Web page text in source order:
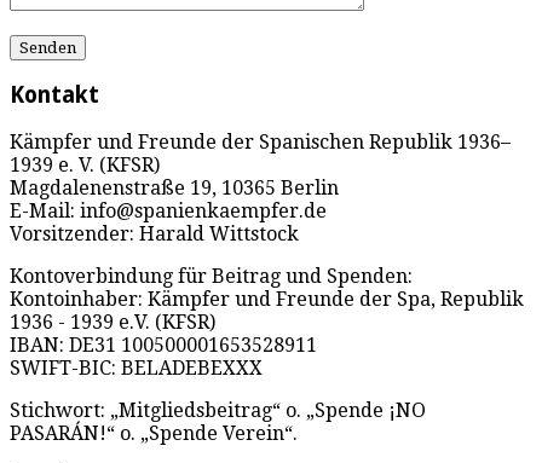
Kontakt
Kämpfer und Freunde der Spanischen Republik 1936–
1939 e. V. (KFSR)
Magdalenenstraße 19, 10365 Berlin
E-Mail: info@spanienkaempfer.de
Vorsitzender: Harald Wittstock
Kontoverbindung für Beitrag und Spenden:
Kontoinhaber: Kämpfer und Freunde der Spa, Republik
1936 - 1939 e.V. (KFSR)
IBAN: DE31 100500001653528911
SWIFT-BIC: BELADEBEXXX
Stichwort: „Mitgliedsbeitrag“ o. „Spende ¡NO
PASARÁN!“ o. „Spende Verein“.